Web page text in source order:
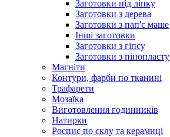
Заготовки під ліпку
Заготовки з дерева
Заготовки з пап'є маше
Інші заготовки
Заготовки з гіпсу
Заготовки з пінопласту
Магніти
Контури, фарби по тканині
Трафарети
Мозаїка
Виготовлення годинників
Натирки
Роспис по склу та керамиці